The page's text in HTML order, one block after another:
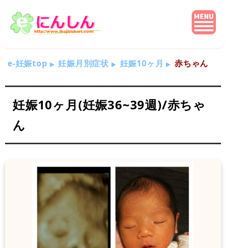
e-妊娠top 妊娠月別症状 妊娠10ヶ月 赤ちゃん
妊娠10ヶ月(妊娠36~39週)/赤ちゃ
ん